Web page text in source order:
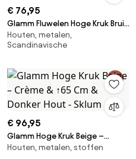
€ 76,95
Glamm Fluwelen Hoge Kruk Bruin
- Tarwe & ↑65 Cm & Donker
Hout - Sklum
Houten, metalen,
Scandinavische
€ 96,95
Glamm Hoge Kruk Beige –
Crème & ↑65 Cm & Donker
Houten, metalen, stoffen